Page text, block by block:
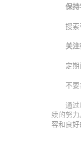
保
搜索
关
定
不
通
续的努
容和良好